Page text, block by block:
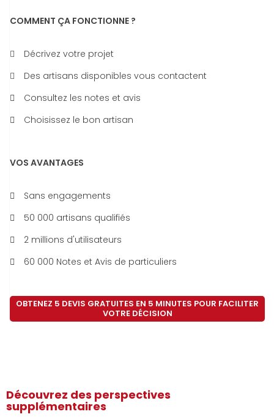
COMMENT ÇA FONCTIONNE ?
Décrivez votre projet
Des artisans disponibles vous contactent
Consultez les notes et avis
Choisissez le bon artisan
VOS AVANTAGES
Sans engagements
50 000 artisans qualifiés
2 millions d'utilisateurs
60 000 Notes et Avis de particuliers
OBTENEZ 5 DEVIS GRATUITES EN 5 MINUTES POUR FACILITER
VOTRE DÉCISION
Découvrez des perspectives
supplémentaires